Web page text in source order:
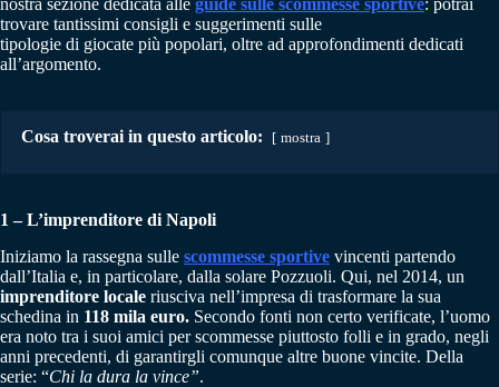
nostra sezione dedicata alle guide sulle scommesse sportive: potrai
trovare tantissimi consigli e suggerimenti sulle
tipologie di giocate più popolari, oltre ad approfondimenti dedicati
all’argomento.
Cosa troverai in questo articolo: mostra
1 – L’imprenditore di Napoli
Iniziamo la rassegna sulle scommesse sportive vincenti partendo
dall’Italia e, in particolare, dalla solare Pozzuoli. Qui, nel 2014, un
imprenditore locale riusciva nell’impresa di trasformare la sua
schedina in 118 mila euro. Secondo fonti non certo verificate, l’uomo
era noto tra i suoi amici per scommesse piuttosto folli e in grado, negli
anni precedenti, di garantirgli comunque altre buone vincite. Della
serie: “Chi la dura la vince”.